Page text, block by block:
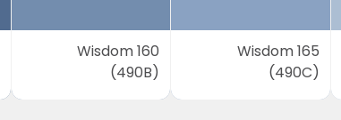
Wisdom 160
(490B)
Wisdom 165
(490C)